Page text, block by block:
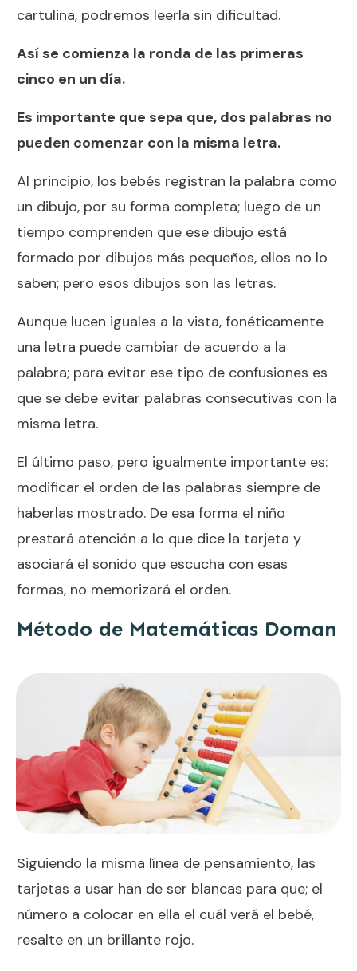
cartulina, podremos leerla sin dificultad.
Así se comienza la ronda de las primeras
cinco en un día.
Es importante que sepa que, dos palabras no
pueden comenzar con la misma letra.
Al principio, los bebés registran la palabra como
un dibujo, por su forma completa; luego de un
tiempo comprenden que ese dibujo está
formado por dibujos más pequeños, ellos no lo
saben; pero esos dibujos son las letras.
Aunque lucen iguales a la vista, fonéticamente
una letra puede cambiar de acuerdo a la
palabra; para evitar ese tipo de confusiones es
que se debe evitar palabras consecutivas con la
misma letra.
El último paso, pero igualmente importante es:
modificar el orden de las palabras siempre de
haberlas mostrado. De esa forma el niño
prestará atención a lo que dice la tarjeta y
asociará el sonido que escucha con esas
formas, no memorizará el orden.
Método de Matemáticas Doman
Siguiendo la misma línea de pensamiento, las
tarjetas a usar han de ser blancas para que; el
número a colocar en ella el cuál verá el bebé,
resalte en un brillante rojo.